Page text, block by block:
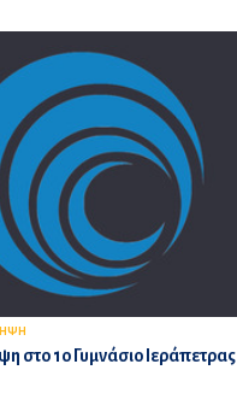
στο 1ο Γυμνάσιο Ιεράπετρας